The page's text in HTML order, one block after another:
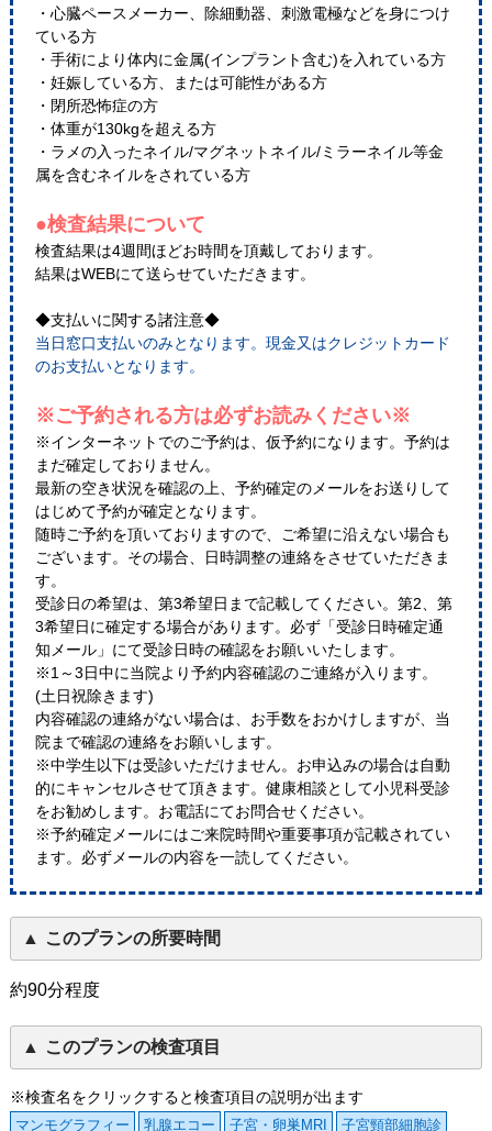
・心臓ペースメーカー、除細動器、刺激電極などを身につけ
ている方
・手術により体内に金属(インプラント含む)を入れている方
・妊娠している方、または可能性がある方
・閉所恐怖症の方
・体重が130kgを超える方
・ラメの入ったネイル/マグネットネイル/ミラーネイル等金
属を含むネイルをされている方
●検査結果について
検査結果は4週間ほどお時間を頂戴しております。
結果はWEBにて送らせていただきます。
◆支払いに関する諸注意◆
当日窓口支払いのみとなります。現金又はクレジットカード
のお支払いとなります。
※ご予約される方は必ずお読みください※
※インターネットでのご予約は、仮予約になります。予約は
まだ確定しておりません。
最新の空き状況を確認の上、予約確定のメールをお送りして
はじめて予約が確定となります。
随時ご予約を頂いておりますので、ご希望に沿えない場合も
ございます。その場合、日時調整の連絡をさせていただきま
す。
受診日の希望は、第3希望日まで記載してください。第2、第
3希望日に確定する場合があります。必ず「受診日時確定通
知メール」にて受診日時の確認をお願いいたします。
※1～3日中に当院より予約内容確認のご連絡が入ります。
(土日祝除きます)
内容確認の連絡がない場合は、お手数をおかけしますが、当
院まで確認の連絡をお願いします。
※中学生以下は受診いただけません。お申込みの場合は自動
的にキャンセルさせて頂きます。健康相談として小児科受診
をお勧めします。お電話にてお問合せください。
※予約確定メールにはご来院時間や重要事項が記載されてい
ます。必ずメールの内容を一読してください。
このプランの所要時間
約90分程度
このプランの検査項目
※検査名をクリックすると検査項目の説明が出ます
マンモグラフィー 乳腺エコー 子宮・卵巣MRI 子宮頸部細胞診